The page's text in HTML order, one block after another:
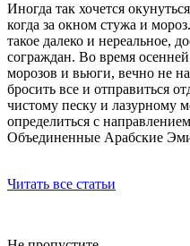
Иногда так хочется
когда за окном стужа и
такое далеко и нереальное,
сограждан. Во время
морозов и вьюги, вечно не
бросить все и отправиться
чистому песку и лазурному
определиться с
Объединенные Арабские
Читать все статьи